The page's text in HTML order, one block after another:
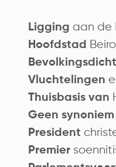
Ligging aan de
Hoofdstad
Vluchtelingen
Thuisbasis van
Geen
President
Premier